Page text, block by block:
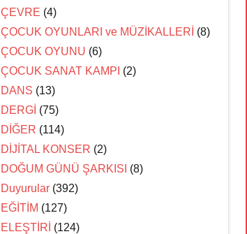
ÇEVRE (4)
ÇOCUK OYUNLARI ve MÜZİKALLERİ (8)
ÇOCUK OYUNU (6)
ÇOCUK SANAT KAMPI (2)
DANS (13)
DERGİ (75)
DİĞER (114)
DİJİTAL KONSER (2)
DOĞUM GÜNÜ ŞARKISI (8)
Duyurular (392)
EĞİTİM (127)
ELEŞTİRİ (124)